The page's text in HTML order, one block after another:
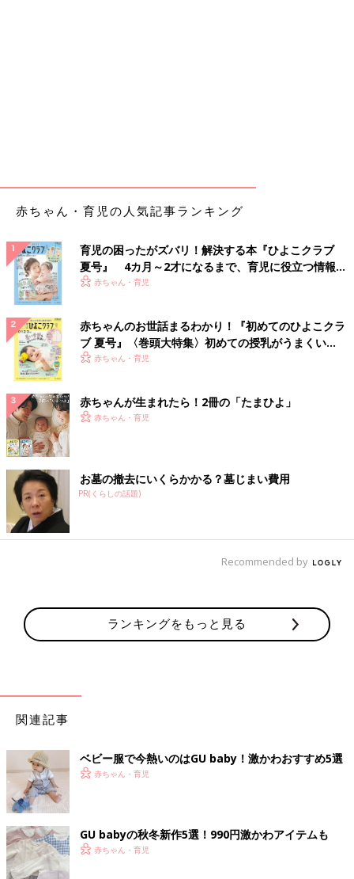
出典：Instagramアカウント「omioimo」
おみおいもさんはこちらのカバーオールを購入。サコッシュを斜
めから掛けているようなデザインで、とってもオシャレですね。
以前から狙っていたアイテムだったようで、値下げされてて即ゲ
ットしたんだそう。とってもお似合いですね！
3着で990円！着回しにも便利なリブTシャツ
出典：Instagramアカウント「h_n_k_313」
honomamaさんはこちらのリブTシャツを購入。なんと3着で
赤ちゃん・育児の人気記事ランキング
育児の困ったがズバリ！解決する本『ひよこクラブ
夏号』 4カ月～2才になるまで、育児に役立つ情報が
いっぱい！
赤ちゃん・育児
赤ちゃんのお世話まるわかり！『初めてのひよこクラ
ブ 夏号』〈巻頭大特集〉初めての授乳がうまくい
く！ おっぱい・ミルクの基本と夏のトラブル 解決テ
赤ちゃん・育児
赤ちゃんが生まれたら！2冊の「たまひよ」
赤ちゃん・育児
お墓の撤去にいくらかかる？墓じまい費用
PR(くらしの話題)
Recommended by
ランキングをもっと見る
関連記事
ベビー服で今熱いのはGU baby！激かわおすすめ5選
赤ちゃん・育児
GU babyの秋冬新作5選！990円激かわアイテムも
赤ちゃん・育児